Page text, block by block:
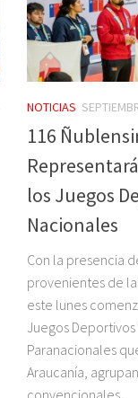
NOTICIAS
116
los Juegos
Nacionales
Con la presencia
provenientes de
este lunes
Juegos
Paranacionales
Araucanía,
convencionales...